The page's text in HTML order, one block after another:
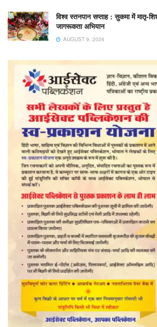
विश्व स्तनपान सप्ताह : सुकमा में मातृ-
जागरूकता अभियान
AUGUST 9, 2026